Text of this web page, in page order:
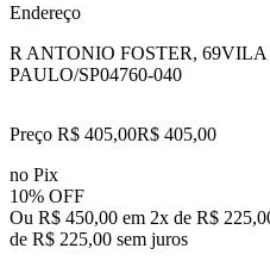
Endereço
R ANTONIO FOSTER, 69VILA
PAULO/SP04760-040
Preço R$ 405,00R$ 405,00
no Pix
10% OFF
Ou R$ 450,00 em 2x de R$
de R$ 225,00 sem juros